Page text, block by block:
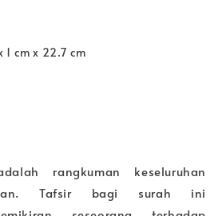
1 cm x 22.7 cm
rangkuman keseluruhan
Tafsir bagi surah ini